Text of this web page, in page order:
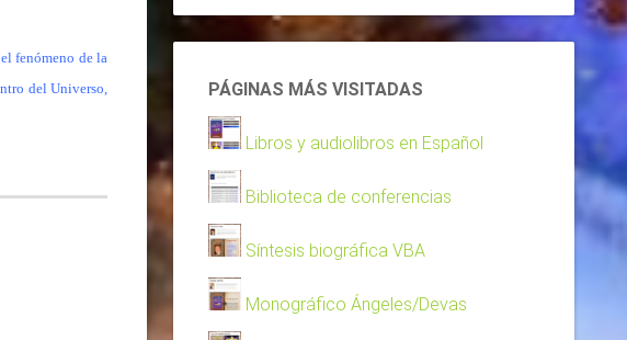
fenómeno de la
del Universo,
PÁGINAS MÁS VISITADAS
Libros y audiolibros en Español
Biblioteca de conferencias
Síntesis biográfica VBA
Monográfico Ángeles/Devas